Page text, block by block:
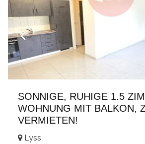
SONNIGE, RUHIGE 1.5
WOHNUNG MIT BALKON,
VERMIETEN!
Lyss